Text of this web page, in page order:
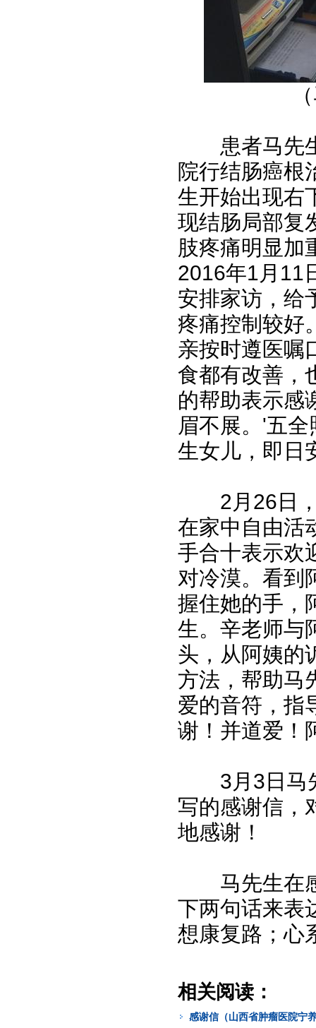
患者马先生
院行结肠癌根
生开始出现右
现结肠局部复
肢疼痛明显加
2016年1月11
安排家访，给
疼痛控制较好
亲按时遵医嘱
食都有改善，
的帮助表示感
眉不展。'五
生女儿，即日
2月26日，
在家中自由活
手合十表示欢
对冷漠。看到
握住她的手，
生。辛老师与
头，从阿姨的
方法，帮助马
爱的音符，指
谢！并道爱！
3月3日马先
写的感谢信，
地感谢！
马先生在感
下两句话来表
想康复路；心
相关阅读：
感谢信（山西省肿瘤医院宁